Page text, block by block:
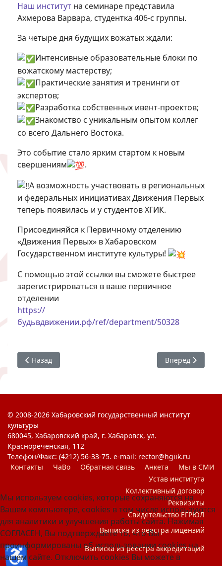
Наш институт на семинаре представила
Ахмерова Варвара, студентка 406-с группы.
За четыре дня будущих вожатых ждали:
Интенсивные образовательные блоки по
вожатскому мастерству;
Практические занятия и тренинги от
экспертов;
Разработка собственных ивент-проектов;
Знакомство с уникальным опытом коллег
со всего Дальнего Востока.
Это событие стало ярким стартом к новым
свершениям
.
А возможность участвовать в региональных
и федеральных инициативах Движения Первых
теперь появилась и у студентов ХГИК.
Присоединяйся к Первичному отделению
«Движения Первых» в Хабаровском
Государственном институте культуры!
С помощью этой ссылки вы сможете быстрее
зарегистрироваться в ваше первичное
отделении
https://
будьвдвижении.рф/ref/department/50328
Предыдущий: Встреча студенческих объединений
Назад Следующий:
Вперед
© 2008-2026 Хабаровский государственный институт
культуры
680045, Хабаровский край, г. Хабаровск, ул.
Краснореченская, 112
Телефон/Факс: (4212) 56-33-75. e-mail: rector@hgiik.ru
Контакты
ЧаВо Обратная связь Анкета
Мы в СМИ
Устав института
Коллективный договор
Реквизиты
Свидетельство ЕГРЮЛ
Выписка из реестра лицензий
Выписка из реестра аккредитаций
Мы используем cookies, которые сохраняются на
Вашем компьютере, cookies в том числе используются
для аналитики и улучшения работы сайта. Нажимая
СОГЛАСЕН, Вы подтверждаете то, что Вы
проинформированы об использовании cookies на
нашем сайте. Отключить cookies Вы можете в